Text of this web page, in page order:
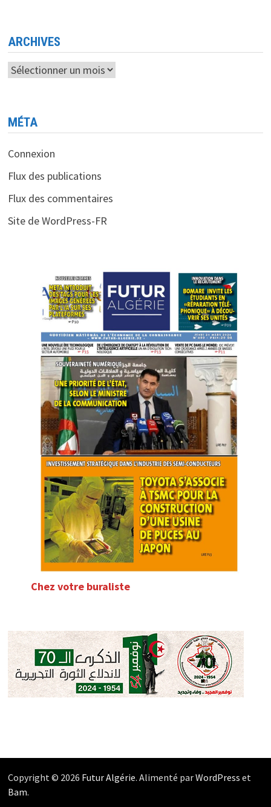
AU
SERVICE
DE
LA
NATION
ARCHIVES
Archives
MÉTA
Connexion
Flux des publications
Flux des commentaires
Site de WordPress-FR
Chez votre buraliste
Copyright © 2026 Futur Algérie. Alimenté parWordPress et
Bam.